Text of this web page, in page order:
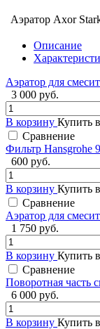
Аэратор Axor
Описание
Аэратор для
3 000 руб.
В корзину Купить
Сравнение
Фильтр Hansgrohe
600 руб.
В корзину Купить
Сравнение
Аэратор для
1 750 руб.
В корзину Купить
Сравнение
Поворотная часть
6 000 руб.
В корзину Купить